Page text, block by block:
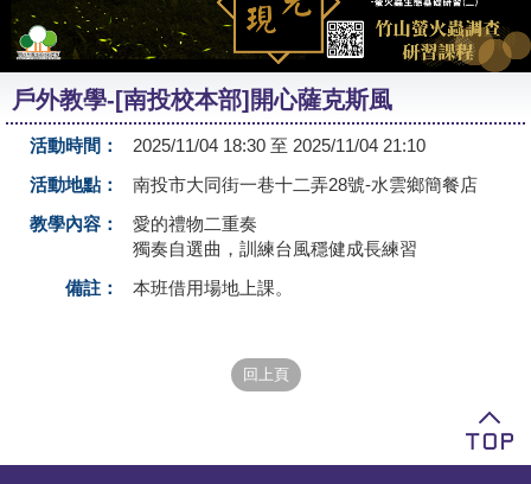
活動花絮
課程一覽表
志工與社團
網路選課
戶外教學-[南投校本部]開心薩克斯風
活動時間：
2025/11/04 18:30 至 2025/11/04 21:10
活動地點：
南投市大同街一巷十二弄28號-水雲鄉簡餐店
教學內容：
愛的禮物二重奏
獨奏自選曲，訓練台風穩健成長練習
備註：
本班借用場地上課。